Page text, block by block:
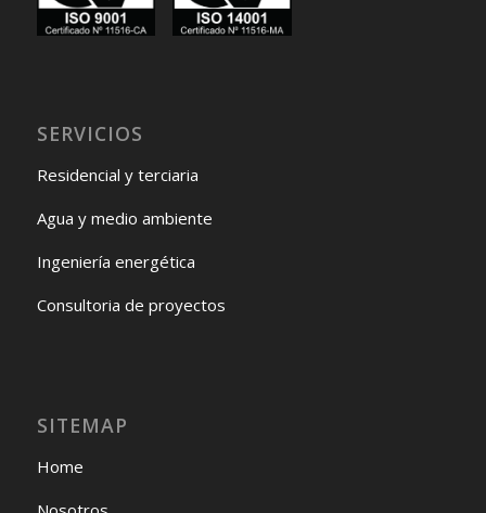
SERVICIOS
Residencial y terciaria
Agua y medio ambiente
Ingeniería energética
Consultoria de proyectos
SITEMAP
Home